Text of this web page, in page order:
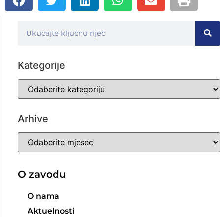
Kategorije
Arhive
O zavodu
O nama
Aktuelnosti